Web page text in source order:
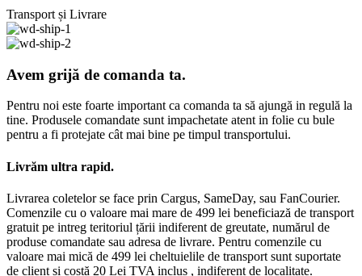
Transport și Livrare
Avem grijă de comanda ta.
Pentru noi este foarte important ca comanda ta să ajungă in regulă la
tine. Produsele comandate sunt impachetate atent in folie cu bule
pentru a fi protejate cât mai bine pe timpul transportului.
Livrăm ultra rapid.
Livrarea coletelor se face prin Cargus, SameDay, sau FanCourier.
Comenzile cu o valoare mai mare de 499 lei beneficiază de transport
gratuit pe intreg teritoriul țării indiferent de greutate, numărul de
produse comandate sau adresa de livrare. Pentru comenzile cu
valoare mai mică de 499 lei cheltuielile de transport sunt suportate
de client și costă 20 Lei TVA inclus , indiferent de localitate.